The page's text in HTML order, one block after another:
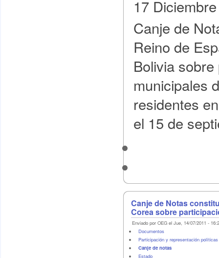
17
Canje de
Reino de
Bolivia
municipales
residentes
el 15 de
Canje de Notas
Corea sobre
Enviado por OEG el Jue, 14/07/2011 -
Documentos
Participación y representación políticas
Canje de notas
Estado